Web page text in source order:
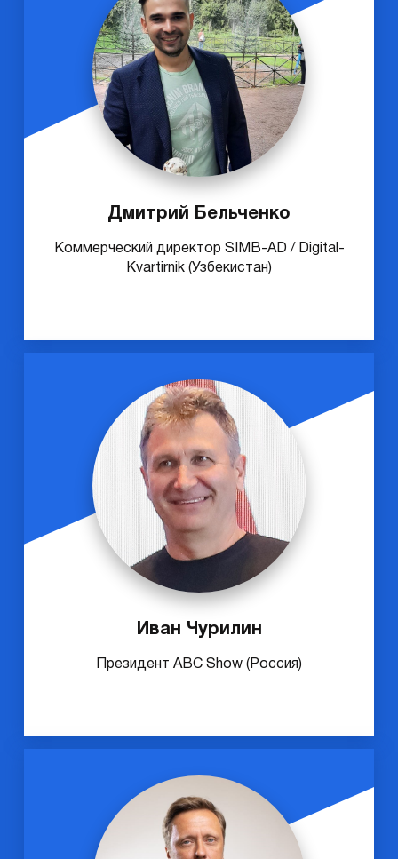
Дмитрий Бельченко
Коммерческий директор SIMB-AD / Digital-
Kvartirnik (Узбекистан)
Иван Чурилин
Президент ABC Show (Россия)